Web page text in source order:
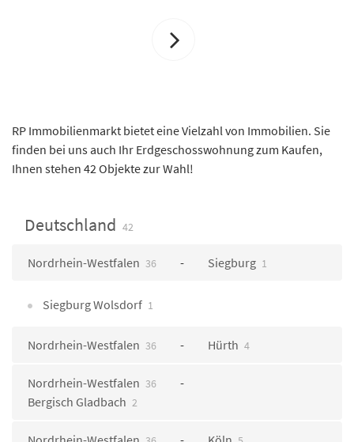
RP Immobilienmarkt bietet eine Vielzahl von Immobilien. Sie
finden bei uns auch Ihr Erdgeschosswohnung zum Kaufen,
Ihnen stehen 42 Objekte zur Wahl!
Deutschland 42
Nordrhein-Westfalen 36 Siegburg 1
Siegburg Wolsdorf 1
Nordrhein-Westfalen 36 Hürth 4
Nordrhein-Westfalen 36
Bergisch Gladbach 2